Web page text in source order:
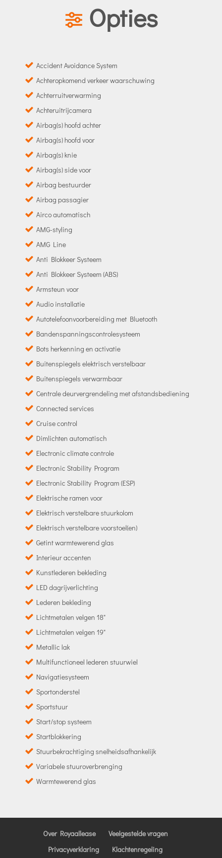
Opties
Accident Avoidance System
Achteropkomend verkeer waarschuwing
Achterruitverwarming
Achteruitrijcamera
Airbag(s) hoofd achter
Airbag(s) hoofd voor
Airbag(s) knie
Airbag(s) side voor
Airbag bestuurder
Airbag passagier
Airco automatisch
AMG-styling
AMG Line
Anti Blokkeer Systeem
Anti Blokkeer Systeem (ABS)
Armsteun voor
Audio installatie
Autotelefoonvoorbereiding met Bluetooth
Bandenspanningscontrolesysteem
Bots herkenning en activatie
Buitenspiegels elektrisch verstelbaar
Buitenspiegels verwarmbaar
Centrale deurvergrendeling met afstandsbediening
Connected services
Cruise control
Dimlichten automatisch
Electronic climate controle
Electronic Stability Program
Electronic Stability Program (ESP)
Elektrische ramen voor
Elektrisch verstelbare stuurkolom
Elektrisch verstelbare voorstoel(en)
Getint warmtewerend glas
Interieur accenten
Kunstlederen bekleding
LED dagrijverlichting
Lederen bekleding
Lichtmetalen velgen 18"
Lichtmetalen velgen 19"
Metallic lak
Multifunctioneel lederen stuurwiel
Navigatiesysteem
Sportonderstel
Sportstuur
Start/stop systeem
Startblokkering
Stuurbekrachtiging snelheidsafhankelijk
Variabele stuuroverbrenging
Warmtewerend glas
Over Royaallease
Veelgestelde vragen
Privacyverklaring
Klachtenregeling